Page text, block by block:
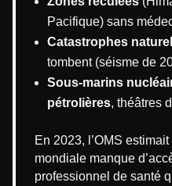
Pacifique) sans
Catastrophes
tombent (séisme de
Sous-marins
pétrolières, théâtres
En 2023, l’OMS
mondiale manque
professionnel de santé